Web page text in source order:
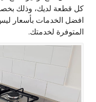
كل قطعة لديك، وذلك
افضل الخدمات بأسعار
المتوفرة لخدمتك.